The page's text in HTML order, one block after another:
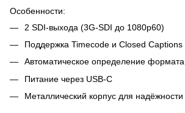
Особенности:
2 SDI-выхода (3G-SDI до 1080p60)
Поддержка Timecode и Closed Captions
Автоматическое определение формата
Питание через USB-C
Металлический корпус для надёжности